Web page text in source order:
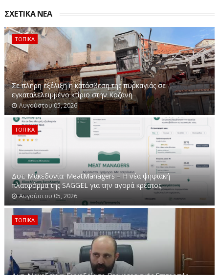
ΣΧΕΤΙΚΑ ΝΕΑ
ΤΟΠΙΚΑ
Σε πλήρη εξέλιξη η κατάσβεση της πυρκαγιάς σε
εγκαταλελειμμένο κτίριο στην Κοζάνη
Αυγούστου 05, 2026
ΤΟΠΙΚΑ
Δυτ. Μακεδονία: MeatManagers – H νέα ψηφιακή
πλατφόρμα της SAGGEL για την αγορά κρέατος
Αυγούστου 05, 2026
ΤΟΠΙΚΑ